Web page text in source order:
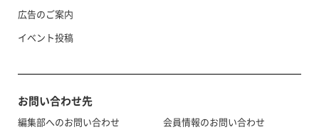
広告のご案内
イベント投稿
お問い合わせ先
編集部へのお問い合わせ
会員情報のお問い合わせ